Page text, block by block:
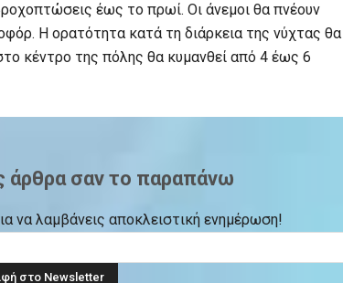
έως το πρωί. Οι άνεμοι θα πνέουν
Η ορατότητα κατά τη διάρκεια της νύχτας θα
κέντρο της πόλης θα κυμανθεί από 4 έως 6
άρθρα σαν το παραπάνω
να λαμβάνεις αποκλειστική ενημέρωση!